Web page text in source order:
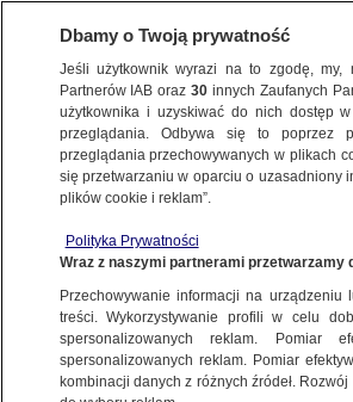
ŚWIAT
walka o kluczowe stany
28.09.2020, 14:30
Udostępnij
Dbamy o Twoją prywatność
Jeśli użytkownik wyrazi na to zgodę,
Partnerów IAB oraz30 innych Zaufanych
użytkownika i uzyskiwać do nich dostęp
przeglądania. Odbywa się to poprzez
przeglądania przechowywanych w plikach
się przetwarzaniu w oparciu o uzasadniony
plików cookie i reklam”.
Polityka Prywatności
Wraz z naszymi partnerami przetwarzamy
Przechowywanie informacji na
treści. Wykorzystywanie profili w celu
spersonalizowanych reklam. Pomiar
spersonalizowanych reklam. Pomiar
kombinacji danych z różnych źródeł.